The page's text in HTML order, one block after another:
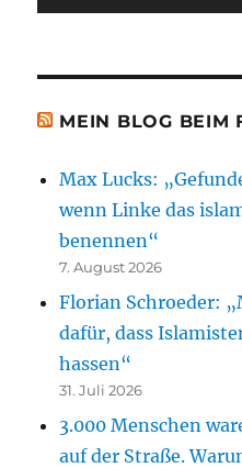
MEIN BLOG BEIM
Max Lucks:
wenn Linke das
benennen“
7. August 2026
Florian Schroeder:
dafür, dass
hassen“
31. Juli 2026
3.000 Menschen
auf der Straße.